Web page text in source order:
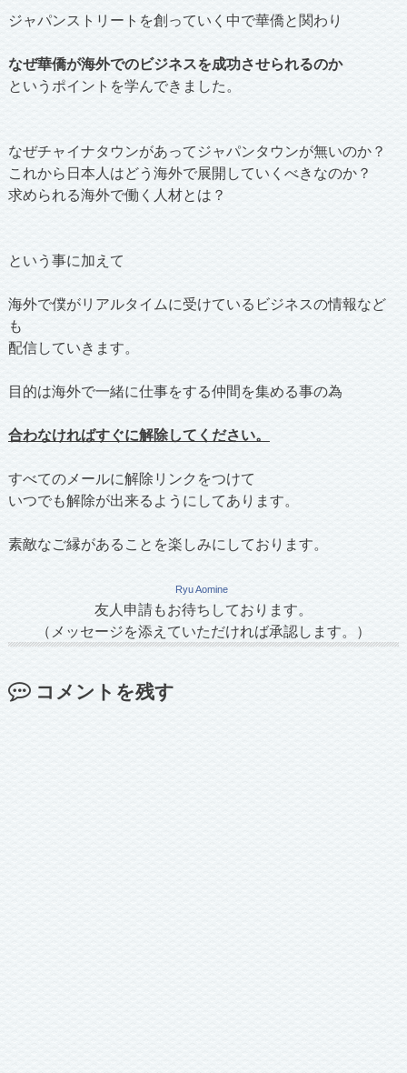
ジャパンストリートを創っていく中で華僑と関わり
なぜ華僑が海外でのビジネスを成功させられるのか
というポイントを学んできました。
なぜチャイナタウンがあってジャパンタウンが無いのか？
これから日本人はどう海外で展開していくべきなのか？
求められる海外で働く人材とは？
という事に加えて
海外で僕がリアルタイムに受けているビジネスの情報など
も
配信していきます。
目的は海外で一緒に仕事をする仲間を集める事の為
合わなければすぐに解除してください。
すべてのメールに解除リンクをつけて
いつでも解除が出来るようにしてあります。
素敵なご縁があることを楽しみにしております。
Ryu Aomine
友人申請もお待ちしております。
（メッセージを添えていただければ承認します。）
コメントを残す